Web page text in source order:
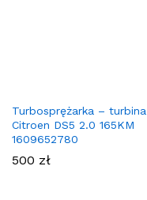
Turbosprężarka – turbina
Citroen DS5 2.0 165KM
1609652780
500 zł